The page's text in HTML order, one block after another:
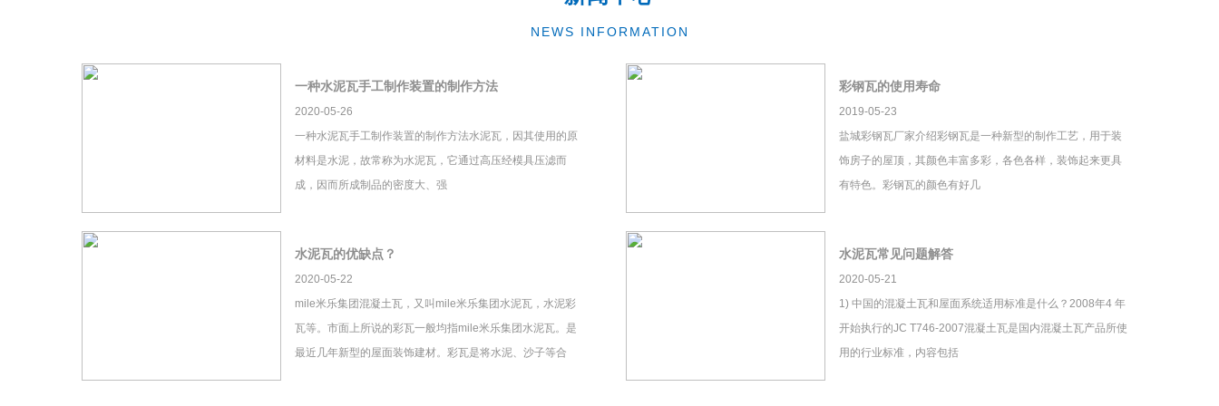
NEWS INFORMATION
一种水泥瓦手工制作装置的制作方法
2020-05-26
一种水泥瓦手工制作装置的制作方法水泥瓦，因其使用的原
材料是水泥，故常称为水泥瓦，它通过高压经模具压滤而
成，因而所成制品的密度大、强
彩钢瓦的使用寿命
2019-05-23
盐城彩钢瓦厂家介绍彩钢瓦是一种新型的制作工艺，用于装
饰房子的屋顶，其颜色丰富多彩，各色各样，装饰起来更具
有特色。彩钢瓦的颜色有好几
水泥瓦的优缺点？
2020-05-22
mile米乐集团混凝土瓦，又叫mile米乐集团水泥瓦，水泥彩
瓦等。市面上所说的彩瓦一般均指mile米乐集团水泥瓦。是
最近几年新型的屋面装饰建材。彩瓦是将水泥、沙子等合
水泥瓦常见问题解答
2020-05-21
1) 中国的混凝土瓦和屋面系统适用标准是什么？2008年4 年
开始执行的JC T746-2007混凝土瓦是国内混凝土瓦产品所使
用的行业标准，内容包括